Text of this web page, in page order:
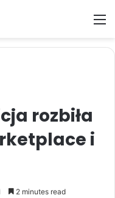
rozbiła
i
2 minutes read